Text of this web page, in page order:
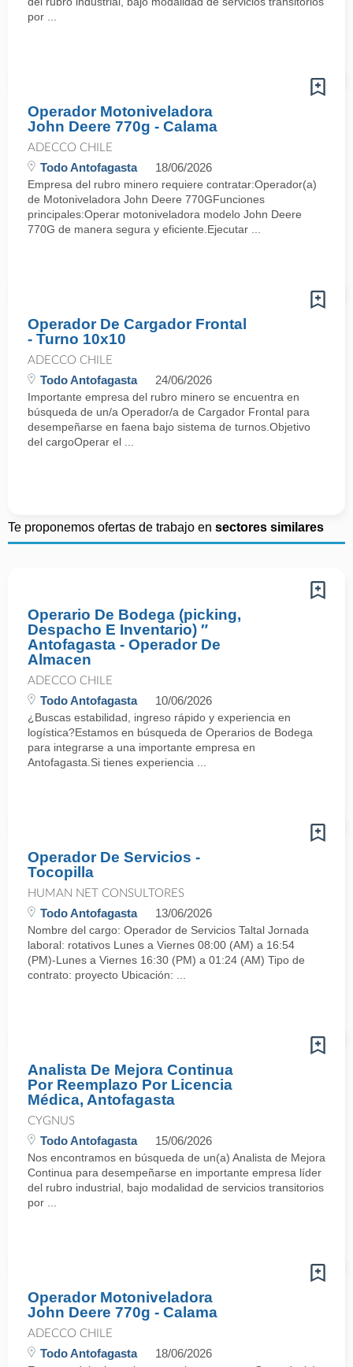
por ...
Operador Motoniveladora
John Deere 770g - Calama
ADECCO CHILE
Todo Antofagasta 18/06/2026
Empresa del rubro minero requiere contratar:Operador(a)
de Motoniveladora John Deere 770GFunciones
principales:Operar motoniveladora modelo John Deere
770G de manera segura y eficiente.Ejecutar ...
Operador De Cargador Frontal
- Turno 10x10
ADECCO CHILE
Todo Antofagasta 24/06/2026
Importante empresa del rubro minero se encuentra en
búsqueda de un/a Operador/a de Cargador Frontal para
desempeñarse en faena bajo sistema de turnos.Objetivo
del cargoOperar el ...
Te proponemos ofertas de trabajo en sectores similares
Operario De Bodega (picking,
Despacho E Inventario) ″
Antofagasta - Operador De
Almacen
ADECCO CHILE
Todo Antofagasta 10/06/2026
¿Buscas estabilidad, ingreso rápido y experiencia en
logística?Estamos en búsqueda de Operarios de Bodega
para integrarse a una importante empresa en
Antofagasta.Si tienes experiencia ...
Operador De Servicios -
Tocopilla
HUMAN NET CONSULTORES
Todo Antofagasta 13/06/2026
Nombre del cargo: Operador de Servicios Taltal Jornada
laboral: rotativos Lunes a Viernes 08:00 (AM) a 16:54
(PM)-Lunes a Viernes 16:30 (PM) a 01:24 (AM) Tipo de
contrato: proyecto Ubicación: ...
Analista De Mejora Continua
Por Reemplazo Por Licencia
Médica, Antofagasta
CYGNUS
Todo Antofagasta 15/06/2026
Nos encontramos en búsqueda de un(a) Analista de Mejora
Continua para desempeñarse en importante empresa líder
del rubro industrial, bajo modalidad de servicios transitorios
por ...
Operador Motoniveladora
John Deere 770g - Calama
ADECCO CHILE
Todo Antofagasta 18/06/2026